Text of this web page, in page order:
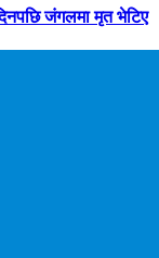
जंगलमा मृत भेटिए